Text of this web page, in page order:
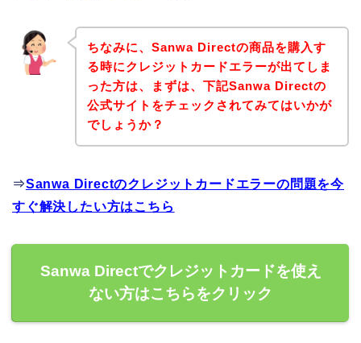
ちなみに、Sanwa Directの商品を購入す
る時にクレジットカードエラーが出てしま
った方は、まずは、下記Sanwa Directの
公式サイトをチェックされてみてはいかが
でしょうか？
⇒Sanwa Directのクレジットカードエラーの問題を今
すぐ解決したい方はこちら
Sanwa Directでクレジットカードを使え
ない方はこちらをクリック